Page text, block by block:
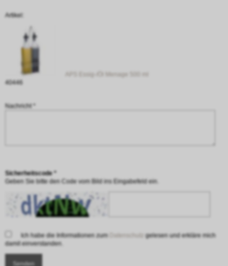
Artikel:
APS Essig-/Öl Menage 500 ml
40446
Nachricht *
Sicherheitscode *
Geben Sie bitte den Code vom Bild ins Eingabefeld ein.
Ich habe die Informationen zum
gelesen und erkläre mich
damit einverstanden.